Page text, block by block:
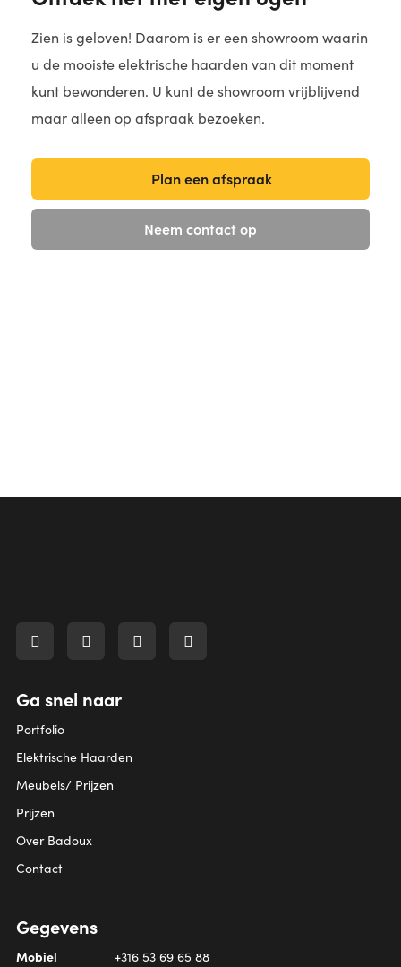
Zien is geloven! Daarom is er een showroom waarin
u de mooiste elektrische haarden van dit moment
kunt bewonderen. U kunt de showroom vrijblijvend
maar alleen op afspraak bezoeken.
Plan een afspraak
Neem contact op
Ga snel naar
Portfolio
Elektrische Haarden
Meubels/ Prijzen
Prijzen
Over Badoux
Contact
Gegevens
Mobiel +316 53 69 65 88